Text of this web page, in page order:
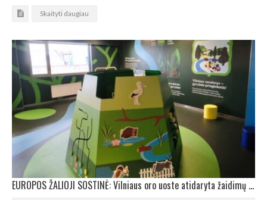
Skaityti daugiau
EUROPOS ŽALIOJI SOSTINĖ: Vilniaus oro uoste atidaryta žaidimų ir pažinimo erdvė vaikams